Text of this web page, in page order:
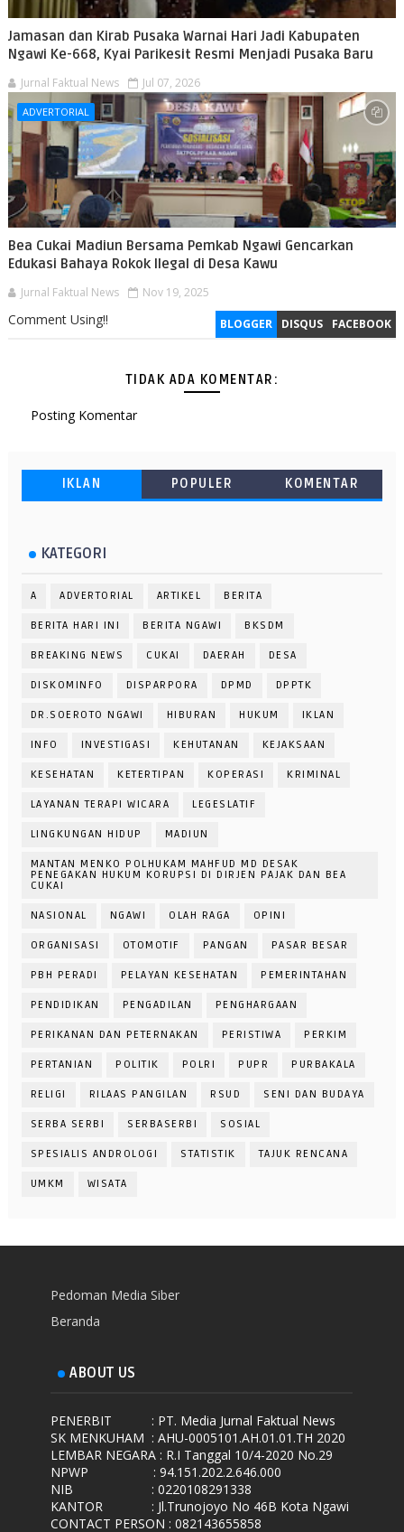
Jamasan dan Kirab Pusaka Warnai Hari Jadi Kabupaten
Ngawi Ke-668, Kyai Parikesit Resmi Menjadi Pusaka Baru
Jurnal Faktual News Jul 07, 2026
ADVERTORIAL
Bea Cukai Madiun Bersama Pemkab Ngawi Gencarkan
Edukasi Bahaya Rokok Ilegal di Desa Kawu
Jurnal Faktual News Nov 19, 2025
BLOGGER DISQUS FACEBOOK
Comment Using!!
TIDAK ADA KOMENTAR:
Posting Komentar
IKLAN POPULER KOMENTAR
KATEGORI
A ADVERTORIAL ARTIKEL BERITA
BERITA HARI INI BERITA NGAWI BKSDM
BREAKING NEWS CUKAI DAERAH DESA
DISKOMINFO DISPARPORA DPMD DPPTK
DR.SOEROTO NGAWI HIBURAN HUKUM IKLAN
INFO INVESTIGASI KEHUTANAN KEJAKSAAN
KESEHATAN KETERTIPAN KOPERASI KRIMINAL
LAYANAN TERAPI WICARA LEGESLATIF
LINGKUNGAN HIDUP MADIUN
MANTAN MENKO POLHUKAM MAHFUD MD DESAK
PENEGAKAN HUKUM KORUPSI DI DIRJEN PAJAK DAN BEA
CUKAI
NASIONAL NGAWI OLAH RAGA OPINI
ORGANISASI OTOMOTIF PANGAN PASAR BESAR
PBH PERADI PELAYAN KESEHATAN PEMERINTAHAN
PENDIDIKAN PENGADILAN PENGHARGAAN
PERIKANAN DAN PETERNAKAN PERISTIWA PERKIM
PERTANIAN POLITIK POLRI PUPR PURBAKALA
RELIGI RILAAS PANGILAN RSUD SENI DAN BUDAYA
SERBA SERBI SERBASERBI SOSIAL
SPESIALIS ANDROLOGI STATISTIK TAJUK RENCANA
UMKM WISATA
Pedoman Media Siber
Beranda
ABOUT US
PENERBIT
: PT. Media Jurnal Faktual News
SK MENKUHAM : AHU-0005101.AH.01.01.TH 2020
LEMBAR NEGARA : R.I Tanggal 10/4-2020 No.29
NPWP
: 94.151.202.2.646.000
NIB
: 0220108291338
KANTOR
: Jl.Trunojoyo No 46B Kota Ngawi
CONTACT PERSON : 082143655858